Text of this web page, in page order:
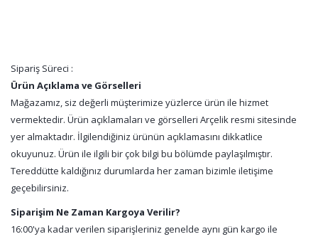
Sipariş Süreci :
Ürün Açıklama ve Görselleri
Mağazamız, siz değerli müşterimize yüzlerce ürün ile hizmet
vermektedir. Ürün açıklamaları ve görselleri Arçelik resmi sitesinde
yer almaktadır. İlgilendiğiniz ürünün açıklamasını dikkatlice
okuyunuz. Ürün ile ilgili bir çok bilgi bu bölümde paylaşılmıştır.
Tereddütte kaldığınız durumlarda her zaman bizimle iletişime
geçebilirsiniz.
Siparişim Ne Zaman Kargoya Verilir?
16:00'ya kadar verilen siparişleriniz genelde aynı gün kargo ile